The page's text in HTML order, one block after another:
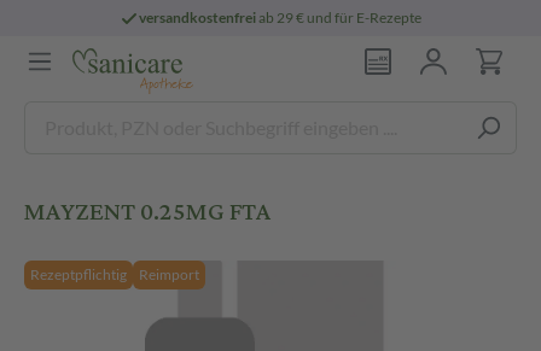
versandkostenfreiab 29 € und für E-Rezepte
MAYZENT 0.25MG FTA
Rezeptpflichtig Reimport